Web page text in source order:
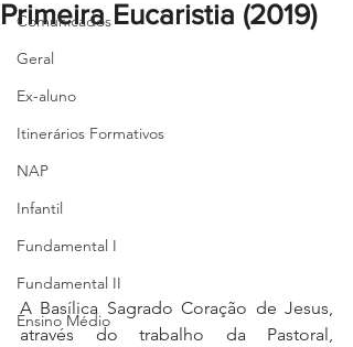
Comunicados
Geral
Ex-aluno
Itinerários Formativos
NAP
Infantil
Fundamental I
Fundamental II
Ensino Médio
Primeira Eucaristia (2019)
A Basílica Sagrado Coração de Jesus,
através do trabalho da Pastoral,